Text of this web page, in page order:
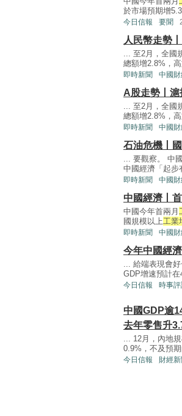
於市場預期增
今日信報 要聞
人民幣走勢
... 至2月，全國
總額增2.8%，
即時新聞 中國財
A股走勢丨
... 至2月，全國
總額增2.8%，
即時新聞 中國財
石油危機丨
... 要觀察。 中
中國經濟「起步
即時新聞 中國財
中國經濟丨
中國今年首兩月
國規模以上工業
即時新聞 中國財
今年中國經
... 給端表現會
GDP增速預計
今日信報 時事
中國GDP逾
去年零售升
... 12月，內地
0.9%，不及預期
今日信報 財經新